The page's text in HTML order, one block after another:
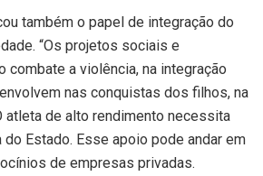
também o papel de integração do
“Os projetos sociais e
combate a violência, na integração
nas conquistas dos filhos, na
atleta de alto rendimento necessita
do Estado. Esse apoio pode andar em
de empresas privadas.